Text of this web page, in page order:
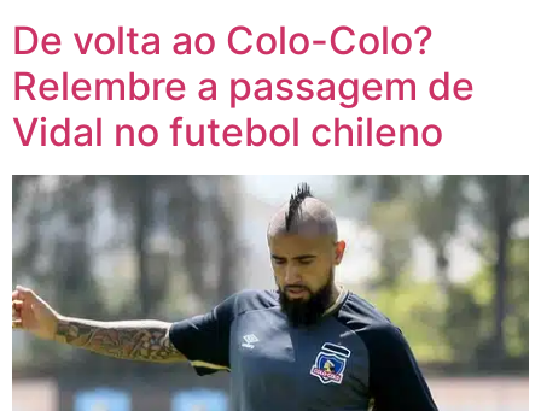
De volta ao Colo-Colo?
Relembre a passagem de
Vidal no futebol chileno